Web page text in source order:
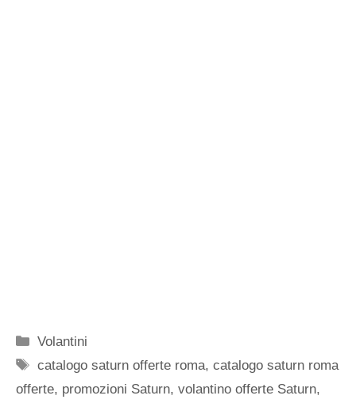
Categorie
Volantini
Tag
catalogo saturn offerte roma,catalogo saturn roma
offerte, promozioni Saturn, volantino offerte Saturn,